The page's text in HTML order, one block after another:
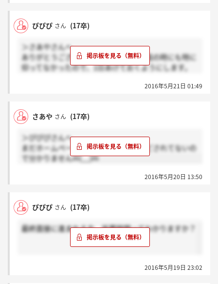
ぴぴぴ さん (17卒)
＞さあやさんへ
ありがとうございます！ですよね…電話の時にも特に
仰ってなかったので、1日あけておくようにします。
2016年5月21日 01:49
さあや さん (17卒)
＞ぴぴぴさんへ
まだホームページの予約欄にも記載などされてないの
で分かりませんm(__)m
2016年5月20日 13:50
ぴぴぴ さん (17卒)
最終面接に進まれる方、所要時間ってわかりますか？
2016年5月19日 23:02